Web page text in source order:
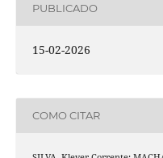
PUBLICADO
15-02-2026
COMO CITAR